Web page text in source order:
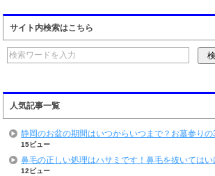
サイト内検索はこちら
人気記事一覧
静岡のお盆の期間はいつからいつまで？お墓参りの
15ビュー
鼻毛の正しい処理はハサミです！鼻毛を抜いてはい
12ビュー